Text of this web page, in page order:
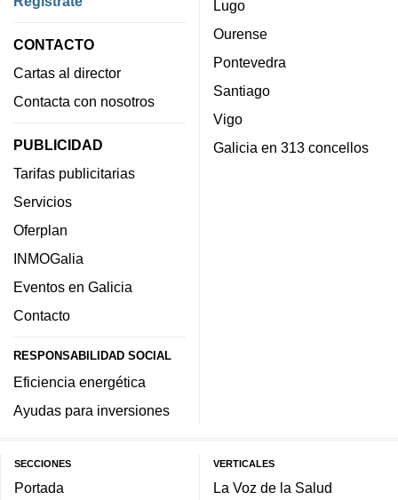
CONTACTO
Cartas al director
Contacta con nosotros
PUBLICIDAD
Tarifas publicitarias
Servicios
Oferplan
INMOGalia
Eventos en Galicia
Contacto
RESPONSABILIDAD SOCIAL
Eficiencia energética
Ayudas para inversiones
Lugo
Ourense
Pontevedra
Santiago
Vigo
Galicia en 313 concellos
SECCIONES
Portada
VERTICALES
La Voz de la Salud